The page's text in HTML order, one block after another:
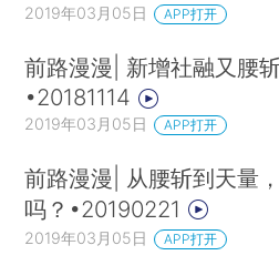
2019年03月05日 APP打开
前路漫漫| 新增社融又腰
•20181114
2019年03月05日 APP打开
前路漫漫| 从腰斩到天量
吗？•20190221
2019年03月05日 APP打开